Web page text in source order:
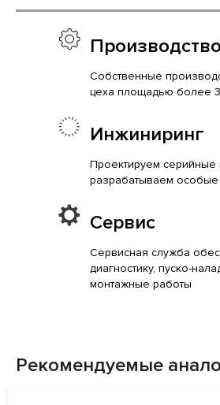
Производство
Собственные
цеха площадью более
Инжиниринг
Проектируем серийные
разрабатываем особые
Сервис
Сервисная служба
диагностику, пуско-
монтажные работы
Рекомендуемые